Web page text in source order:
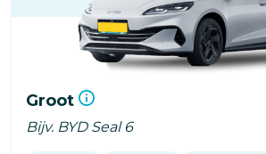
Groot
Bijv. BYD Seal 6